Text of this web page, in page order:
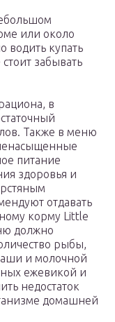
или около
водить купать
забывать
в
Также в меню
питание
здоровья и
отдавать
корму Little
должно
рыбы,
и молочной
ежевикой и
недостаток
домашней